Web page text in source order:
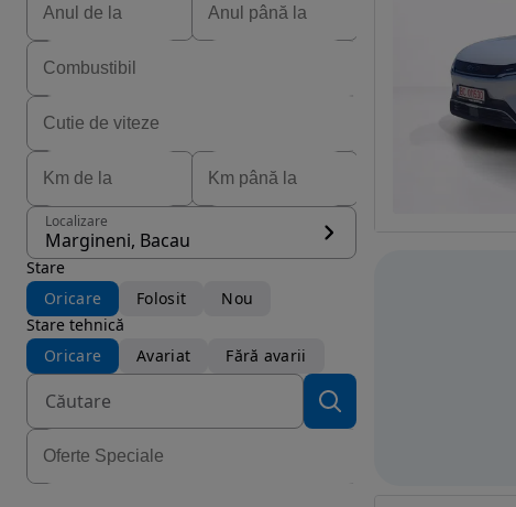
Localizare
Margineni, Bacau
Stare
Oricare
Folosit
Nou
Stare tehnică
Oricare
Avariat Fără avarii